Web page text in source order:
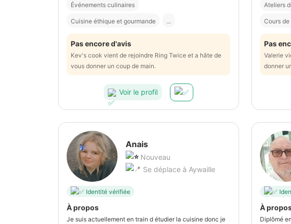
Événements culinaires
Cuisine éthique et gourmande ...
Pas encore d'avis
Kev's cook vient de rejoindre Ring Twice et a hâte de
vous donner un coup de main.
Voir le profil
Ateliers
Cours
Pas
Valerie
donner
Anais
Nouveau
Se déplace à Aywaille
Identité vérifiée
À propos
Je suis actuellement en train d étudier la cuisine donc je
À
Diplômé